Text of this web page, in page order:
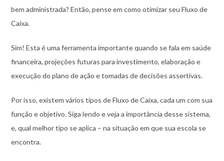
bem administrada? Então, pense em como otimizar seu Fluxo de
Caixa.
Sim! Esta é uma ferramenta importante quando se fala em saúde
financeira, projeções futuras para investimento, elaboração e
execução do plano de ação e tomadas de decisões assertivas.
Por isso, existem vários tipos de Fluxo de Caixa, cada um com sua
função e objetivo. Siga lendo e veja a importância desse sistema,
e, qual melhor tipo se aplica – na situação em que sua escola se
encontra.